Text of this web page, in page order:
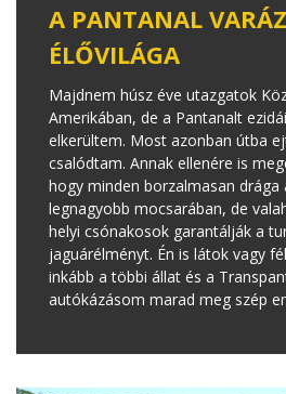
A PANTANAL
ÉLŐVILÁGA
Majdnem húsz éve utazgatok
Amerikában, de a Pantanalt
elkerültem. Most azonban útba
csalódtam. Annak ellenére is
hogy minden borzalmasan drága
legnagyobb mocsarában, de
helyi csónakosok garantálják a
jaguárélményt. Én is látok vagy
inkább a többi állat és a
autókázásom marad meg szép